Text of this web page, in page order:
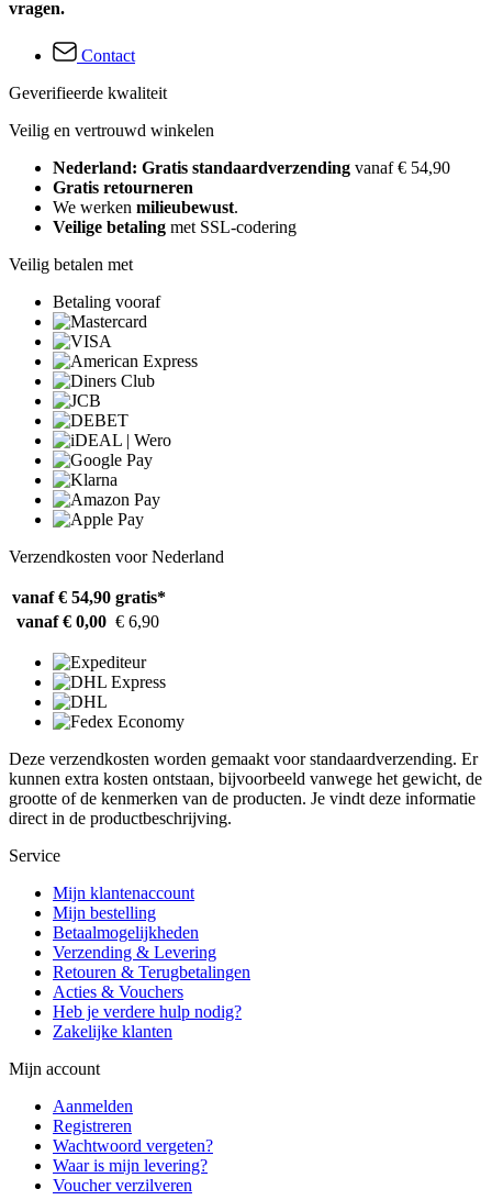
vragen.
Contact
Geverifieerde kwaliteit
Veilig en vertrouwd winkelen
Nederland: Gratis standaardverzending vanaf € 54,90
Gratis retourneren
We werken milieubewust.
Veilige betaling met SSL-codering
Veilig betalen met
Betaling vooraf
Verzendkosten voor Nederland
vanaf € 54,90 gratis*
vanaf € 0,00 € 6,90
Deze verzendkosten worden gemaakt voor standaardverzending. Er
kunnen extra kosten ontstaan, bijvoorbeeld vanwege het gewicht, de
grootte of de kenmerken van de producten. Je vindt deze informatie
direct in de productbeschrijving.
Service
Mijn klantenaccount
Mijn bestelling
Betaalmogelijkheden
Verzending & Levering
Retouren & Terugbetalingen
Acties & Vouchers
Heb je verdere hulp nodig?
Zakelijke klanten
Mijn account
Aanmelden
Registreren
Wachtwoord vergeten?
Waar is mijn levering?
Voucher verzilveren